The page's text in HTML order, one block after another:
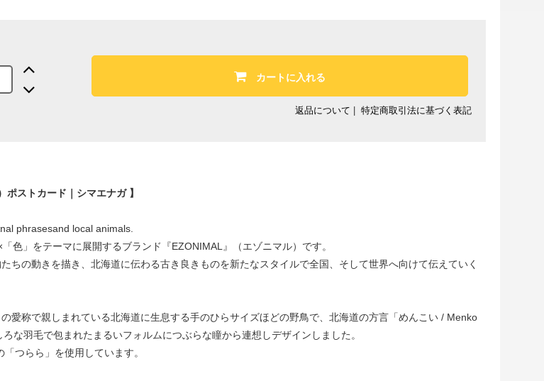
カートに入れる
返品について | 特定商取引法に基づく表記
ポストカード｜シマエナガ 】
phrasesand local animals.
色」をテーマに展開するブランド『EZONIMAL』（エゾニマル）です。
ちの動きを描き、北海道に伝わる古き良きものを新たなスタイルで全国、そして世界へ向けて伝えていく
愛称で親しまれている北海道に生息する手のひらサイズほどの野鳥で、北海道の方言「めんこい / Menko
な羽毛で包まれたまるいフォルムにつぶらな瞳から連想しデザインしました。
つらら」を使用しています。